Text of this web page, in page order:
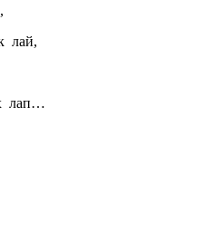
лай,
лап…